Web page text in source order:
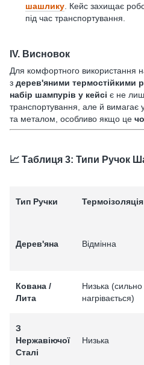
шашлику . Кейс захищає
під час транспортування.
IV. Висновок
Для комфортного використання
з дерев'яними термостійкими
набір шампурів у кейсі є не
транспортування, але й вимагає
та металом, особливо якщо це
📈 Таблиця 3: Типи Ручок
Тип Ручки Термоізоляція
Дерев'яна Відмінна
Кована /
Лита
Низька (сильно
нагрівається)
З
Нержавіючої
Сталі
Низька